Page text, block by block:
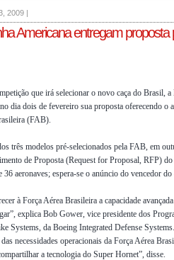
2009 |
Americana entregam proposta
que irá selecionar o novo caça do Brasil,
dia dois de fevereiro sua proposta oferecendo o
(FAB).
três modelos pré-selecionados pela FAB, em
de Proposta (Request for Proposal, RFP)
36 aeronaves; espera-se o anúncio do vencedor
à Força Aérea Brasileira a capacidade
explica Bob Gower, vice presidente dos
Systems, da Boeing Integrated Defense
necessidades operacionais da Força Aérea
a tecnologia do Super Hornet”, disse.